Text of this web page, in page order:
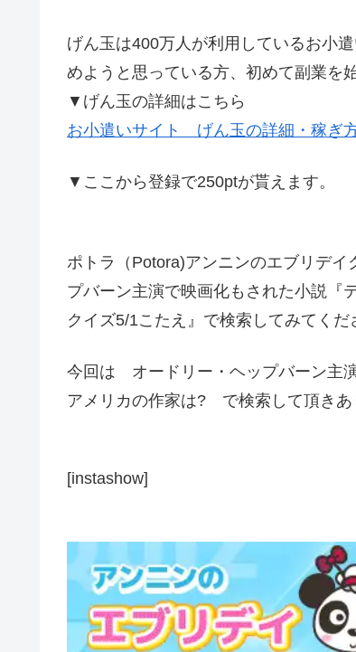
げん玉は400万人が利用しているお小
めようと思っている方、初めて副業を
▼げん玉の詳細はこちら
お小遣いサイト げん玉の詳細・稼ぎ
▼ここから登録で250ptが貰えます。
ポトラ（Potora)アンニンのエブリデ
プバーン主演で映画化もされた小説『
クイズ5/1こたえ』で検索してみてくだ
今回は オードリー・ヘップバーン主
アメリカの作家は? で検索して頂きあ
[instashow]